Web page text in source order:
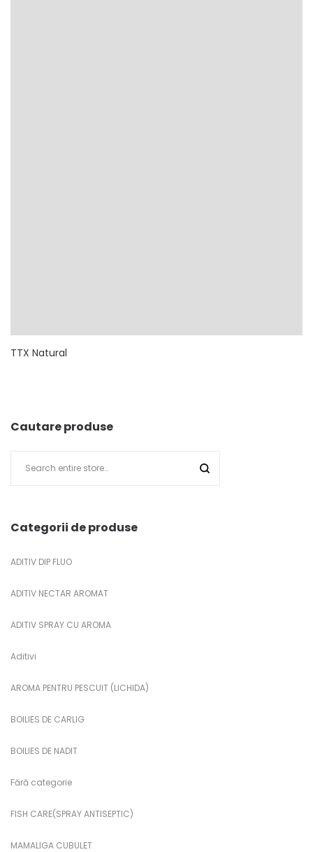
TTX Natural
Cautare produse
Categorii de produse
ADITIV DIP FLUO
ADITIV NECTAR AROMAT
ADITIV SPRAY CU AROMA
Aditivi
AROMA PENTRU PESCUIT (LICHIDA)
BOILIES DE CARLIG
BOILIES DE NADIT
Fără categorie
FISH CARE(SPRAY ANTISEPTIC)
MAMALIGA CUBULET